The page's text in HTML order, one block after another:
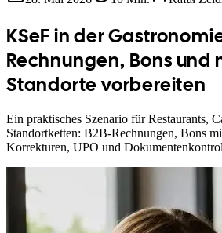
KSeF in der
Rechnungen, Bons und
Standorte vorbereiten
Ein praktisches Szenario für Restaurants,
Standortketten: B2B-Rechnungen, Bons
Korrekturen, UPO und